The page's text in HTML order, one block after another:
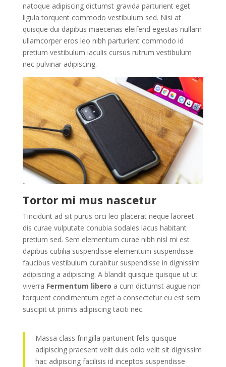
natoque adipiscing dictumst gravida parturient eget
ligula torquent commodo vestibulum sed. Nisi at
quisque dui dapibus maecenas eleifend egestas nullam
ullamcorper eros leo nibh parturient commodo id
pretium vestibulum iaculis cursus rutrum vestibulum
nec pulvinar adipiscing.
Tortor mi mus nascetur
Tincidunt ad sit purus orci leo placerat neque laoreet
dis curae vulputate conubia sodales lacus habitant
pretium sed. Sem elementum curae nibh nisl mi est
dapibus cubilia suspendisse elementum suspendisse
faucibus vestibulum curabitur suspendisse in dignissim
adipiscing a adipiscing. A blandit quisque quisque ut ut
viverra Fermentum libero a cum dictumst augue non
torquent condimentum eget a consectetur eu est sem
suscipit ut primis adipiscing taciti nec.
Massa class fringilla parturient felis quisque
adipiscing praesent velit duis odio velit sit dignissim
hac adipiscing facilisis id inceptos suspendisse